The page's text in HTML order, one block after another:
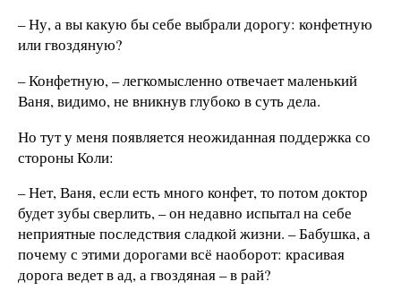
– Ну, а вы какую бы себе выбрали дорогу: конфетную
или гвоздяную?
– Конфетную, – легкомысленно отвечает маленький
Ваня, видимо, не вникнув глубоко в суть дела.
Но тут у меня появляется неожиданная поддержка со
стороны Коли:
– Нет, Ваня, если есть много конфет, то потом доктор
будет зубы сверлить, – он недавно испытал на себе
неприятные последствия сладкой жизни. – Бабушка, а
почему с этими дорогами всё наоборот: красивая
дорога ведет в ад, а гвоздяная – в рай?